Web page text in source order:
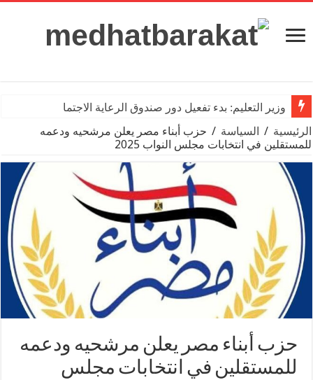
وزير التعليم: بدء تفعيل دور صندوق الرعاية الاجتماعية للمعلم
الرئيسية / السياسة / حزب أبناء مصر يعلن مرشحيه ودعمه
للمستقلين في انتخابات مجلس النواب 2025
حزب أبناء مصر يعلن مرشحيه ودعمه
للمستقلين في انتخابات مجلس